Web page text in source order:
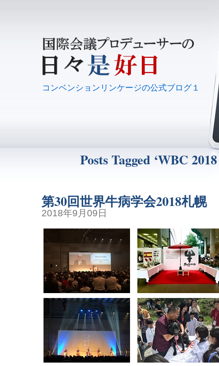
コンベンションリンケージの公式ブログ１
Posts Tagged ‘WBC
第30回世界牛病学会2018札幌
2018年9月09日